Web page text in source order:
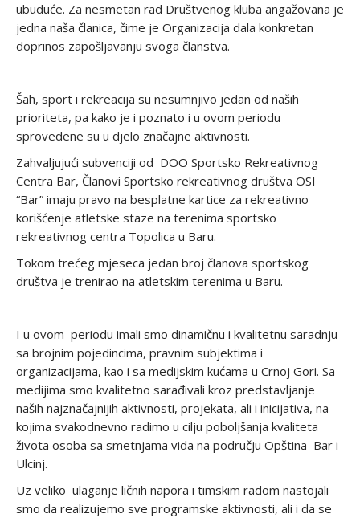
ubuduće. Za nesmetan rad Društvenog kluba angažovana je
jedna naša članica, čime je Organizacija dala konkretan
doprinos zapošljavanju svoga članstva.
Šah, sport i rekreacija su nesumnjivo jedan od naših
prioriteta, pa kako je i poznato i u ovom periodu
sprovedene su u djelo značajne aktivnosti.
Zahvaljujući subvenciji od DOO Sportsko Rekreativnog
Centra Bar, Članovi Sportsko rekreativnog društva OSI
“Bar” imaju pravo na besplatne kartice za rekreativno
korišćenje atletske staze na terenima sportsko
rekreativnog centra Topolica u Baru.
Tokom trećeg mjeseca jedan broj članova sportskog
društva je trenirao na atletskim terenima u Baru.
I u ovom periodu imali smo dinamičnu i kvalitetnu saradnju
sa brojnim pojedincima, pravnim subjektima i
organizacijama, kao i sa medijskim kućama u Crnoj Gori. Sa
medijima smo kvalitetno sarađivali kroz predstavljanje
naših najznačajnijih aktivnosti, projekata, ali i inicijativa, na
kojima svakodnevno radimo u cilju poboljšanja kvaliteta
života osoba sa smetnjama vida na području Opština Bar i
Ulcinj.
Uz veliko ulaganje ličnih napora i timskim radom nastojali
smo da realizujemo sve programske aktivnosti, ali i da se